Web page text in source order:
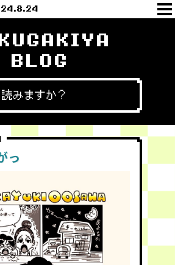
BLOG
みますか？
っ